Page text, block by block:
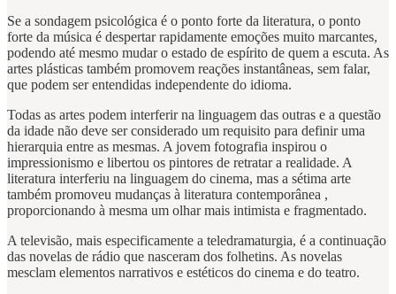
Se a sondagem psicológica é o ponto forte da literatura, o ponto
forte da música é despertar rapidamente emoções muito marcantes,
podendo até mesmo mudar o estado de espírito de quem a escuta. As
artes plásticas também promovem reações instantâneas, sem falar,
que podem ser entendidas independente do idioma.
Todas as artes podem interferir na linguagem das outras e a questão
da idade não deve ser considerado um requisito para definir uma
hierarquia entre as mesmas. A jovem fotografia inspirou o
impressionismo e libertou os pintores de retratar a realidade. A
literatura interferiu na linguagem do cinema, mas a sétima arte
também promoveu mudanças à literatura contemporânea ,
proporcionando à mesma um olhar mais intimista e fragmentado.
A televisão, mais especificamente a teledramaturgia, é a continuação
das novelas de rádio que nasceram dos folhetins. As novelas
mesclam elementos narrativos e estéticos do cinema e do teatro.